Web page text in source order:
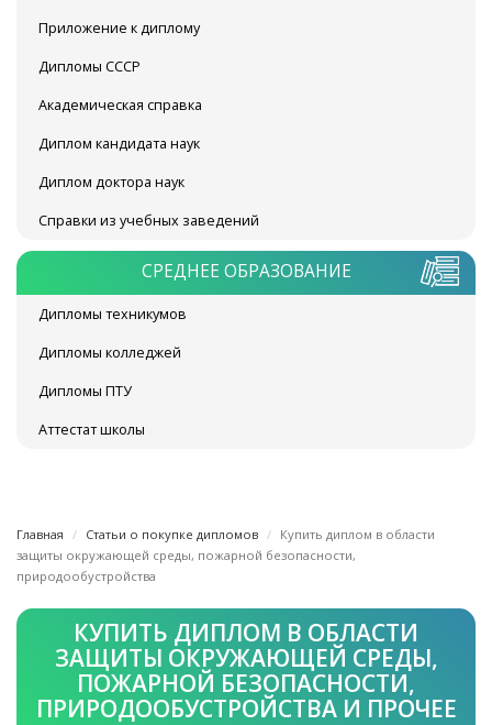
Приложение к диплому
Дипломы СССР
Академическая справка
Диплом кандидата наук
Диплом доктора наук
Справки из учебных заведений
СРЕДНЕЕ ОБРАЗОВАНИЕ
Дипломы техникумов
Дипломы колледжей
Дипломы ПТУ
Аттестат школы
Главная Статьи о покупке дипломов
Купить диплом в области
защиты окружающей среды, пожарной безопасности,
природообустройства
КУПИТЬ ДИПЛОМ В ОБЛАСТИ
ЗАЩИТЫ ОКРУЖАЮЩЕЙ СРЕДЫ,
ПОЖАРНОЙ БЕЗОПАСНОСТИ,
ПРИРОДООБУСТРОЙСТВА И ПРОЧЕЕ